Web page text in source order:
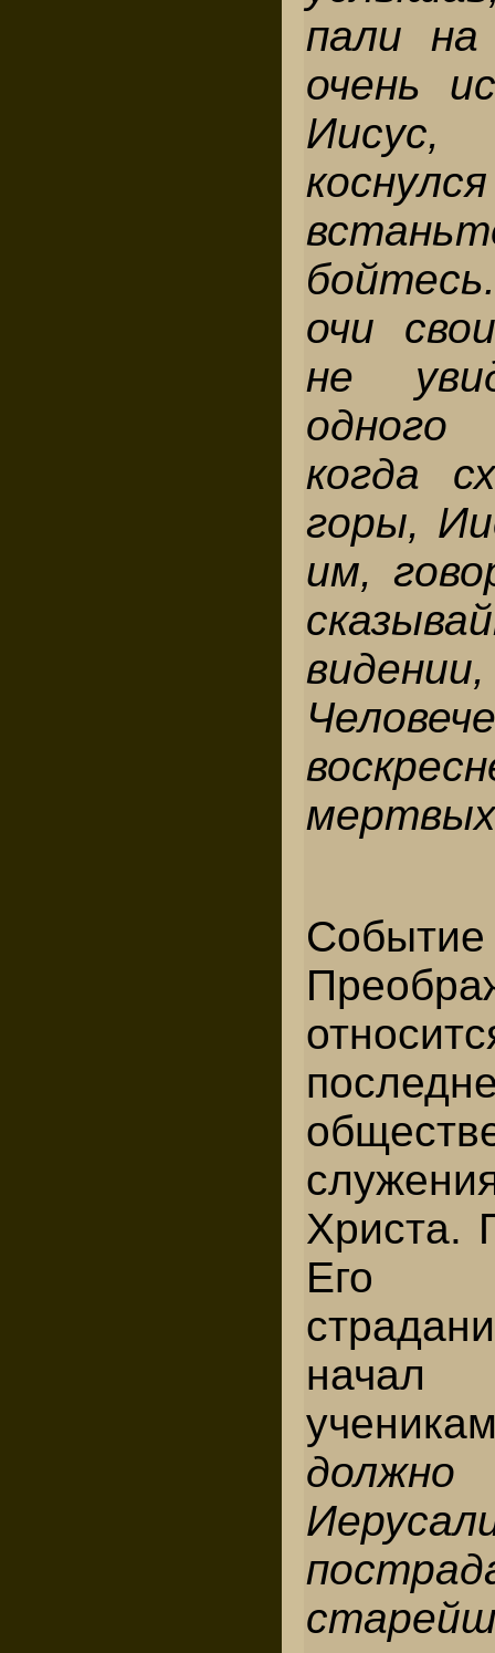
пали
очень
Иисус,
очи
не
когда
горы,
им,
Событие
Христа.
Его
начал